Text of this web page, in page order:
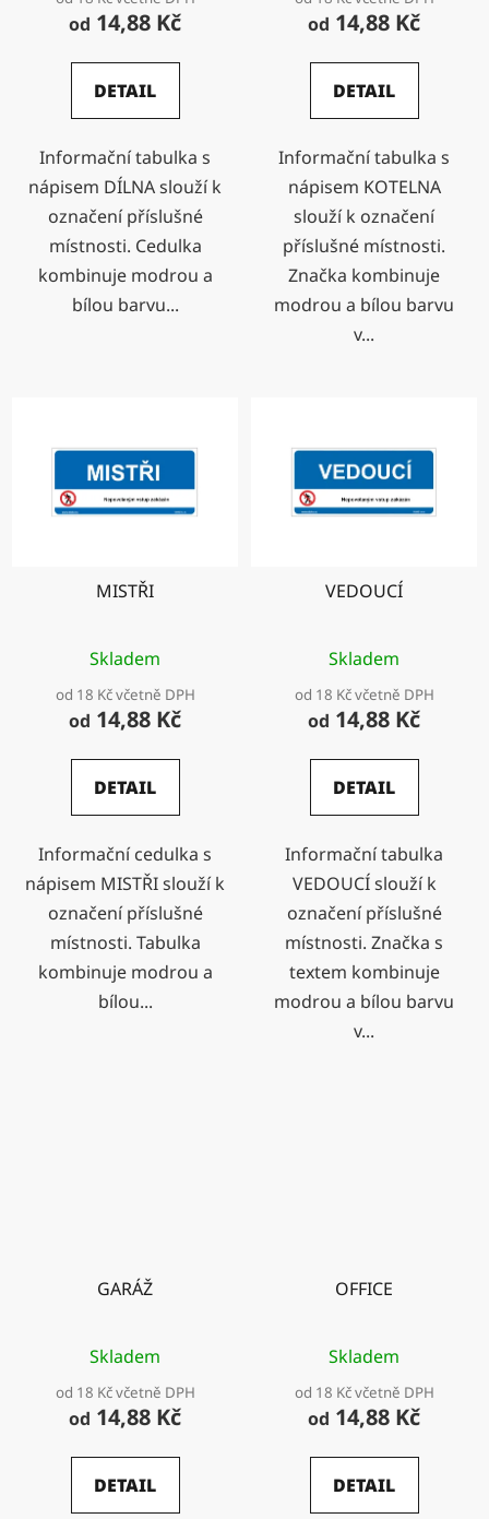
od 14,88 Kč
DETAIL
Informační tabulka s
nápisem DÍLNA slouží k
označení příslušné
místnosti. Cedulka
kombinuje modrou a
bílou barvu...
od 14,88 Kč
DETAIL
Informační tabulka s
nápisem KOTELNA
slouží k označení
příslušné místnosti.
Značka kombinuje
modrou a bílou barvu
v...
MISTŘI
Skladem
od 18 Kč včetně DPH
od 14,88 Kč
DETAIL
Informační cedulka s
nápisem MISTŘI slouží k
označení příslušné
místnosti. Tabulka
kombinuje modrou a
bílou...
VEDOUCÍ
Skladem
od 18 Kč včetně DPH
od 14,88 Kč
DETAIL
Informační tabulka
VEDOUCÍ slouží k
označení příslušné
místnosti. Značka s
textem kombinuje
modrou a bílou barvu
v...
GARÁŽ
Skladem
od 18 Kč včetně DPH
od 14,88 Kč
DETAIL
OFFICE
Skladem
od 18 Kč včetně DPH
od 14,88 Kč
DETAIL